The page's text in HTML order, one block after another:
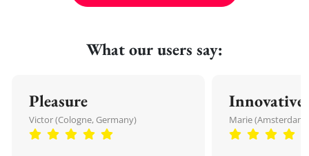
What our users say:
Pleasure
Victor (Cologne, Germany)
Innovative
Marie